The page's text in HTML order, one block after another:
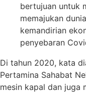
bertujuan untuk
memajukan
kemandirian
penyebaran
Di tahun 2020, kata
Pertamina Sahabat
mesin kapal dan juga